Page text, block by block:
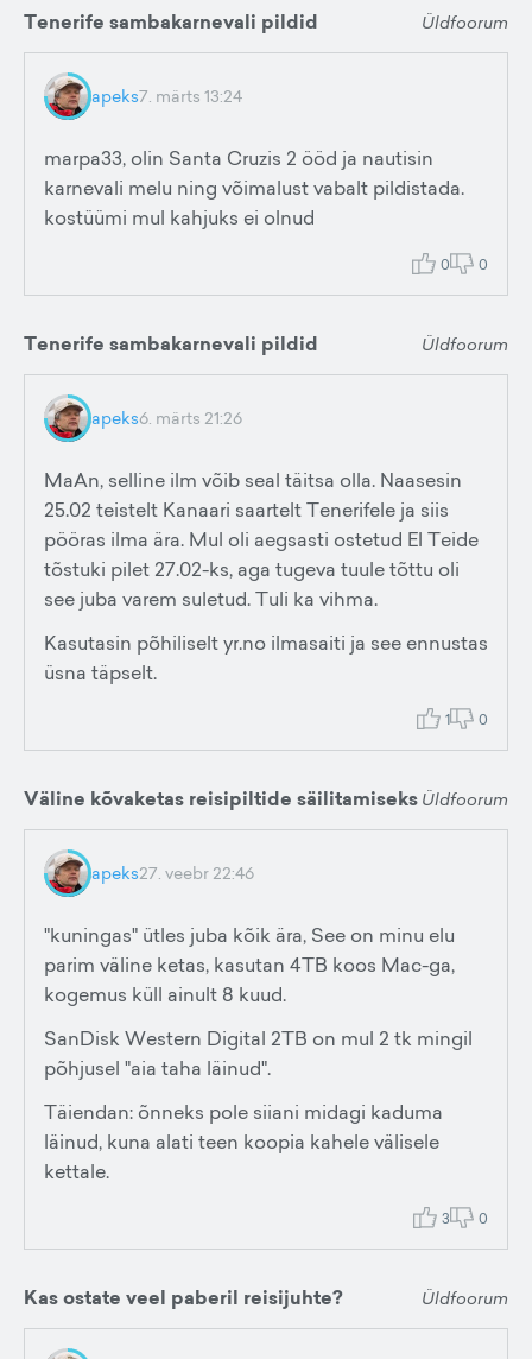
Tenerife sambakarnevali pildid Üldfoorum
apeks7. märts 13:24
marpa33, olin Santa Cruzis 2 ööd ja nautisin
karnevali melu ning võimalust vabalt pildistada.
kostüümi mul kahjuks ei olnud
0 0
Tenerife sambakarnevali pildid Üldfoorum
apeks6. märts 21:26
MaAn, selline ilm võib seal täitsa olla. Naasesin
25.02 teistelt Kanaari saartelt Tenerifele ja siis
pööras ilma ära. Mul oli aegsasti ostetud El Teide
tõstuki pilet 27.02-ks, aga tugeva tuule tõttu oli
see juba varem suletud. Tuli ka vihma.
Kasutasin põhiliselt yr.no ilmasaiti ja see ennustas
üsna täpselt.
1 0
Väline kõvaketas reisipiltide säilitamiseks Üldfoorum
apeks27. veebr 22:46
"kuningas" ütles juba kõik ära, See on minu elu
parim väline ketas, kasutan 4TB koos Mac-ga,
kogemus küll ainult 8 kuud.
SanDisk Western Digital 2TB on mul 2 tk mingil
põhjusel "aia taha läinud".
Täiendan: õnneks pole siiani midagi kaduma
läinud, kuna alati teen koopia kahele välisele
kettale.
3 0
Kas ostate veel paberil reisijuhte? Üldfoorum